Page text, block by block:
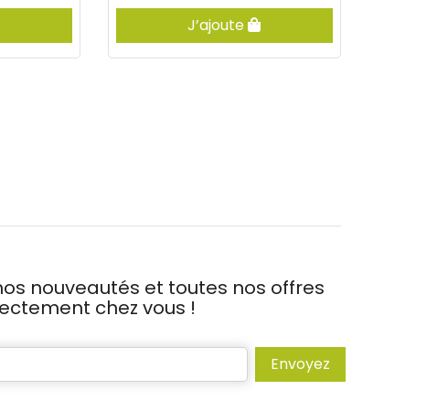
J’ajoute
nouveautés et toutes nos offres
chez vous !
Envoyez